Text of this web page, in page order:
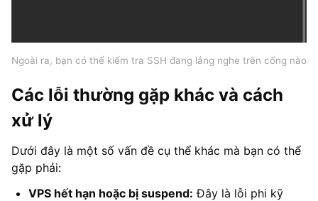
Ngoài ra, bạn có thể kiểm tra SSH đang lắng nghe trên cổng nào
Các lỗi thường gặp khác và cách
xử lý
Dưới đây là một số vấn đề cụ thể khác mà bạn có thể
gặp phải:
VPS hết hạn hoặc bị suspend: Đây là lỗi phi kỹ